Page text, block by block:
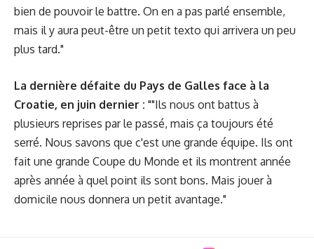
bien de pouvoir le battre. On en a pas parlé ensemble,
mais il y aura peut-être un petit texto qui arrivera un peu
plus tard."
La dernière défaite du Pays de Galles face à la
Croatie, en juin dernier : ""Ils nous ont battus à
plusieurs reprises par le passé, mais ça toujours été
serré. Nous savons que c'est une grande équipe. Ils ont
fait une grande Coupe du Monde et ils montrent année
après année à quel point ils sont bons. Mais jouer à
domicile nous donnera un petit avantage."